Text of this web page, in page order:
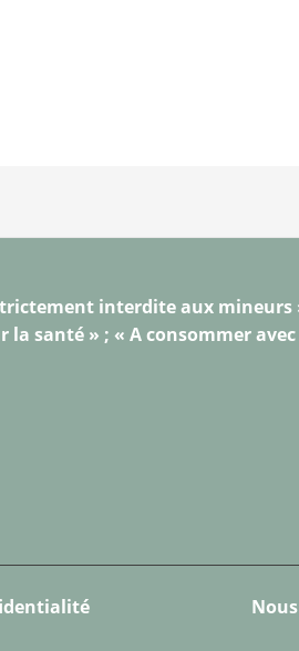
interdite aux mineurs
la santé » ; « A consommer